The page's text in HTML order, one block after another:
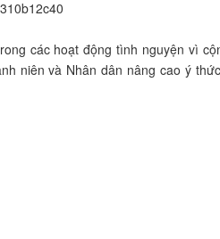
các hoạt động tình nguyện vì
niên và Nhân dân nâng cao ý